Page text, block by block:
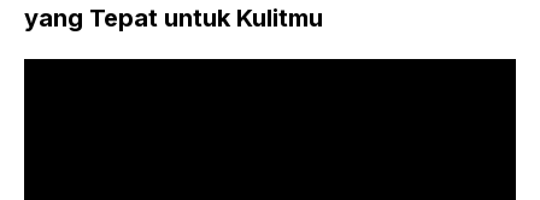
yang Tepat untuk Kulitmu